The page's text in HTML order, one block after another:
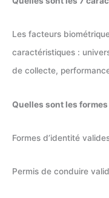
Les facteurs
caractéristiques :
de collecte,
Quelles sont les
Formes d’identité
Permis de conduire